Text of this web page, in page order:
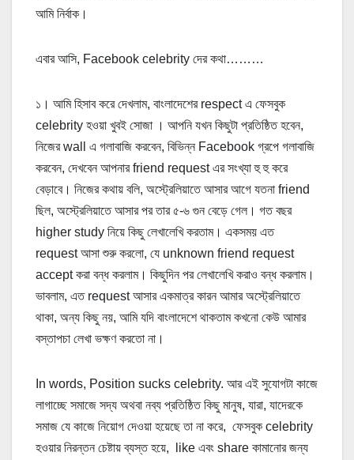
আমি নির্বাক।
এবার আসি, Facebook celebrity দের কথা………
১। আমি হিসাব করে দেখলাম, বাংলাদেশের respect এ ফেসবুক
celebrity হওয়া খুবই সোজা । আপনি যখন কিছুটা প্রতিষ্ঠিত হবেন,
নিজের wall এ গলাবাজি করবেন, বিভিন্ন Facebook গ্রপে গলাবাজি
করবেন, দেখবেন আপনার friend request এর সংখ্যা হু হু করে
বেড়াবে। নিজের কথায় বলি, অস্ট্রেলিয়াতে আসার আগে যতনা friend
ছিল, অস্ট্রেলিয়াতে আসার পর তার ৫-৬ গুন বেড়ে গেল। গত বছর
higher study নিয়ে কিছু লেখালেখি করতাম। একসময় এত
request আসা শুরু করলো, যে unknown friend request
accept করা বন্ধ করলাম। কিছুদিন পর লেখালেখি করাও বন্ধ করলাম।
ভাবলাম, এত request আসার একমাত্র কারন আমার অস্ট্রেলিয়াতে
থাকা, অন্য কিছু নয়, আমি যদি বাংলাদেশে থাকতাম কখনো কেউ আমার
বস্তাপচা লেখা ভক্ষণ করতো না।
In words, Position sucks celebrity. আর এই সুযোগটা কাজে
লাগাচ্ছে সমাজে সদ্য অথবা নব্য প্রতিষ্ঠিত কিছু মানুষ, যারা, যাদেরকে
সমাজ যে কাজে নিয়োগ দেওয়া হয়েছে তা না করে, ফেসবুক celebrity
হওয়ার নিরন্তন চেষ্টায় ব্যস্ত হয়ে, like এবং share কামানোর জন্য